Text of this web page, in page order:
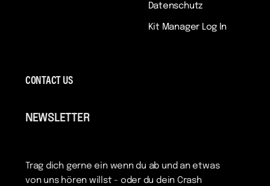
Datenschutz
Kit Manager Log In
CONTACT US
NEWSLETTER
Trag dich gerne ein wenn du ab und an etwas
von uns hören willst - oder du dein Crash